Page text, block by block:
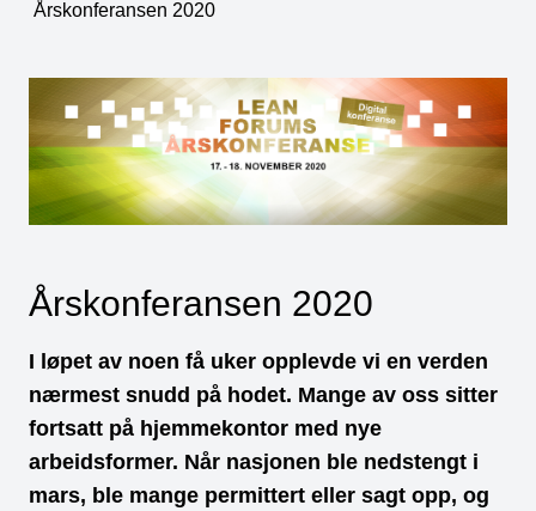
Årskonferansen 2020
Årskonferansen 2020
I løpet av noen få uker opplevde vi en verden
nærmest snudd på hodet. Mange av oss sitter
fortsatt på hjemmekontor med nye
arbeidsformer. Når nasjonen ble nedstengt i
mars, ble mange permittert eller sagt opp, og